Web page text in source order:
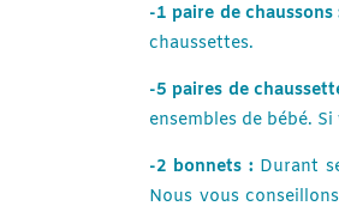
-1 paire de chaussons
chaussettes.
-5 paires de
ensembles de bébé.
-2 bonnets : Durant
Nous vous